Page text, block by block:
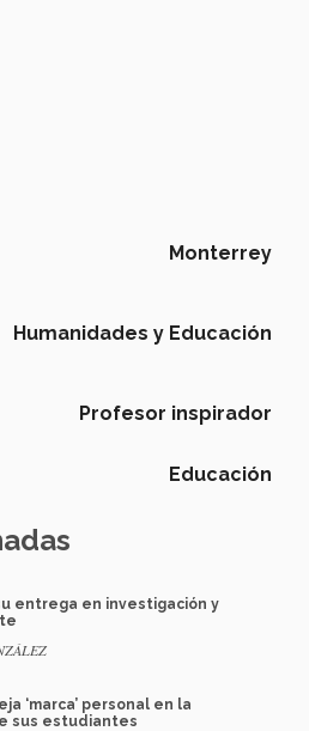
Monterrey
Humanidades y Educación
Profesor inspirador
Educación
entrega en investigación y
‘marca’ personal en la
sus estudiantes